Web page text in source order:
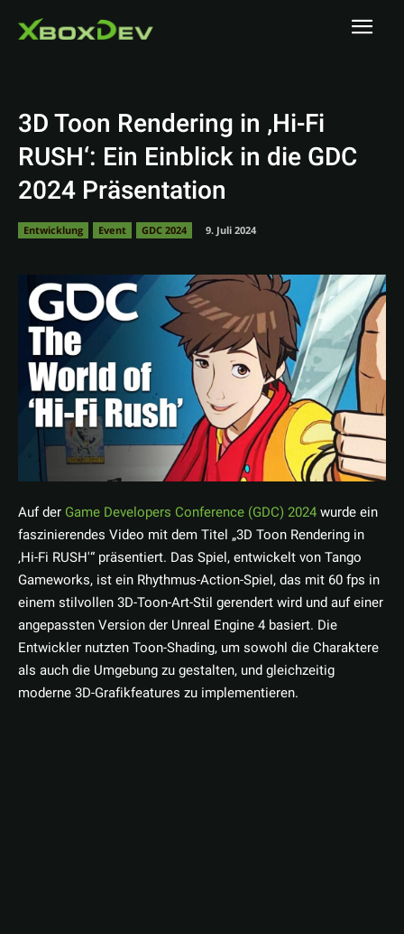
3D Toon Rendering in ‚Hi-Fi
RUSH‘: Ein Einblick in die GDC
2024 Präsentation
Entwicklung Event GDC 2024 9. Juli 2024
Auf der Game Developers Conference (GDC) 2024wurde ein
faszinierendes Video mit dem Titel „3D Toon Rendering in
‚Hi-Fi RUSH'“ präsentiert. Das Spiel, entwickelt von Tango
Gameworks, ist ein Rhythmus-Action-Spiel, das mit 60 fps in
einem stilvollen 3D-Toon-Art-Stil gerendert wird und auf einer
angepassten Version der Unreal Engine 4 basiert. Die
Entwickler nutzten Toon-Shading, um sowohl die Charaktere
als auch die Umgebung zu gestalten, und gleichzeitig
moderne 3D-Grafikfeatures zu implementieren.